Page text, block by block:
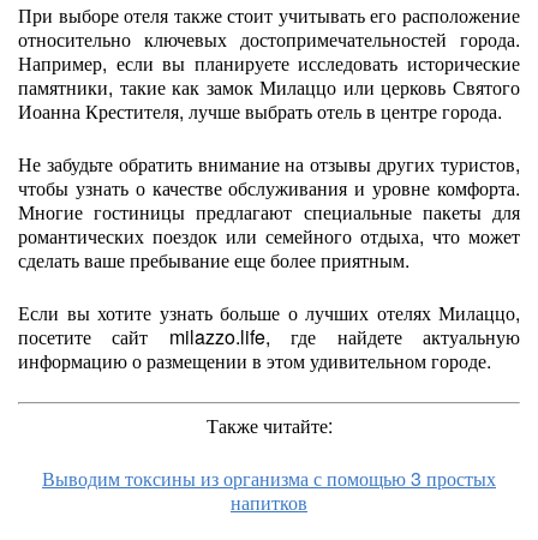
При выборе отеля также стоит учитывать его расположение
относительно ключевых достопримечательностей города.
Например, если вы планируете исследовать исторические
памятники, такие как замок Милаццо или церковь Святого
Иоанна Крестителя, лучше выбрать отель в центре города.
Не забудьте обратить внимание на отзывы других туристов,
чтобы узнать о качестве обслуживания и уровне комфорта.
Многие гостиницы предлагают специальные пакеты для
романтических поездок или семейного отдыха, что может
сделать ваше пребывание еще более приятным.
Если вы хотите узнать больше о лучших отелях Милаццо,
посетите сайт milazzo.life, где найдете актуальную
информацию о размещении в этом удивительном городе.
Также читайте:
Выводим токсины из организма с помощью 3 простых
напитков